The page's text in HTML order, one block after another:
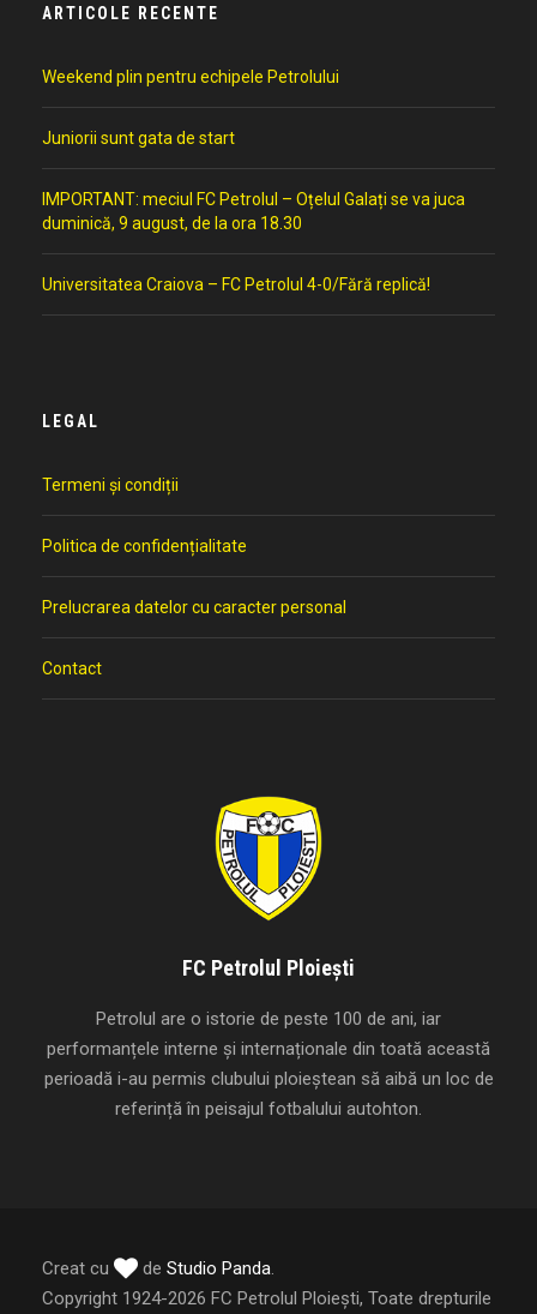
ARTICOLE RECENTE
Weekend plin pentru echipele Petrolului
Juniorii sunt gata de start
IMPORTANT: meciul FC Petrolul – Oțelul Galați se va juca
duminică, 9 august, de la ora 18.30
Universitatea Craiova – FC Petrolul 4-0/Fără replică!
LEGAL
Termeni și condiții
Politica de confidențialitate
Prelucrarea datelor cu caracter personal
Contact
FC Petrolul Ploiești
Petrolul are o istorie de peste 100 de ani, iar
performanțele interne și internaționale din toată această
perioadă i-au permis clubului ploieștean să aibă un loc de
referință în peisajul fotbalului autohton.
Creat cu de Studio Panda.
Copyright 1924-2026 FC Petrolul Ploiești, Toate drepturile